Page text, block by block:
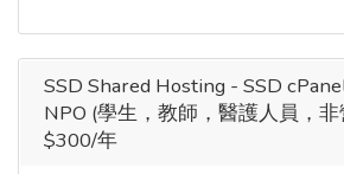
SSD Shared Hosting - SSD
NPO (學生，教師，醫護人員，
$300/年